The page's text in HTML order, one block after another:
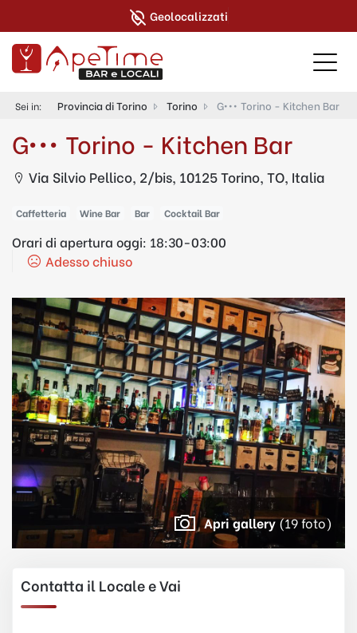
Geolocalizzati
Sei in: Provincia di Torino Torino G••• Torino - Kitchen Bar
G••• Torino - Kitchen Bar
Via Silvio Pellico, 2/bis, 10125 Torino, TO, Italia
Caffetteria Wine Bar Bar Cocktail Bar
Orari di apertura oggi: 18:30-03:00
Adesso chiuso
Apri gallery(19 foto)
Contatta il Locale e Vai